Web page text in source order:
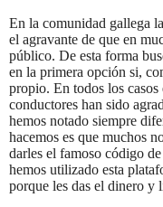
En la comunidad gallega
el agravante de que en
público. De esta forma
en la primera opción si,
propio. En todos los
conductores han sido
hemos notado siempre
hacemos es que muchos
darles el famoso código
hemos utilizado esta
porque les das el dinero y